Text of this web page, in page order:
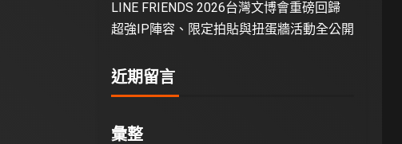
LINE FRIENDS 2026台灣文博會重磅回歸
超強IP陣容、限定拍貼與扭蛋牆活動全公開
近期留言
彙整